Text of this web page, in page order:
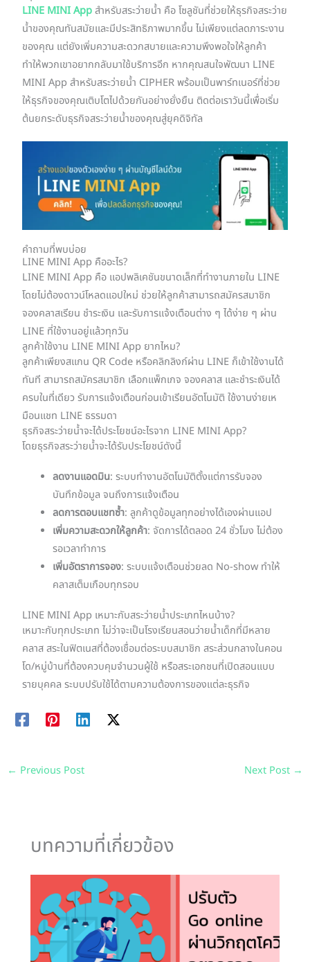
LINE MINI Appสำหรับสระว่ายน้ำ คือ โซลูชันที่ช่วยให้ธุรกิจสระว่าย
น้ำของคุณทันสมัยและมีประสิทธิภาพมากขึ้น ไม่เพียงแต่ลดภาระงาน
ของคุณ แต่ยังเพิ่มความสะดวกสบายและความพึงพอใจให้ลูกค้า
ทำให้พวกเขาอยากกลับมาใช้บริการอีก หากคุณสนใจพัฒนา LINE
MINI App สำหรับสระว่ายน้ำ CIPHER พร้อมเป็นพาร์ทเนอร์ที่ช่วย
ให้ธุรกิจของคุณเติบโตไปด้วยกันอย่างยั่งยืน ติดต่อเราวันนี้เพื่อเริ่ม
ต้นยกระดับธุรกิจสระว่ายน้ำของคุณสู่ยุคดิจิทัล
คำถามที่พบบ่อย
LINE MINI App คืออะไร?
LINE MINI App คือ แอปพลิเคชันขนาดเล็กที่ทำงานภายใน LINE
โดยไม่ต้องดาวน์โหลดแอปใหม่ ช่วยให้ลูกค้าสามารถสมัครสมาชิก
จองคลาสเรียน ชำระเงิน และรับการแจ้งเตือนต่าง ๆ ได้ง่าย ๆ ผ่าน
LINE ที่ใช้งานอยู่แล้วทุกวัน
ลูกค้าใช้งาน LINE MINI App ยากไหม?
ลูกค้าเพียงสแกน QR Code หรือคลิกลิงก์ผ่าน LINE ก็เข้าใช้งานได้
ทันที สามารถสมัครสมาชิก เลือกแพ็กเกจ จองคลาส และชำระเงินได้
ครบในที่เดียว รับการแจ้งเตือนก่อนเข้าเรียนอัตโนมัติ ใช้งานง่ายเห
มือนแชท LINE ธรรมดา
ธุรกิจสระว่ายน้ำจะได้ประโยชน์อะไรจาก LINE MINI App?
โดยธุรกิจสระว่ายน้ำจะได้รับประโยชน์ดังนี้
ลดงานแอดมิน: ระบบทำงานอัตโนมัติตั้งแต่การรับจอง
บันทึกข้อมูล จนถึงการแจ้งเตือน
ลดการตอบแชทซ้ำ: ลูกค้าดูข้อมูลทุกอย่างได้เองผ่านแอป
เพิ่มความสะดวกให้ลูกค้า: จัดการได้ตลอด 24 ชั่วโมง ไม่ต้อง
รอเวลาทำการ
เพิ่มอัตราการจอง: ระบบแจ้งเตือนช่วยลด No-show ทำให้
คลาสเต็มเกือบทุกรอบ
LINE MINI App เหมาะกับสระว่ายน้ำประเภทไหนบ้าง?
เหมาะกับทุกประเภท ไม่ว่าจะเป็นโรงเรียนสอนว่ายน้ำเด็กที่มีหลาย
คลาส สระในฟิตเนสที่ต้องเชื่อมต่อระบบสมาชิก สระส่วนกลางในคอน
โด/หมู่บ้านที่ต้องควบคุมจำนวนผู้ใช้ หรือสระเอกชนที่เปิดสอนแบบ
รายบุคคล ระบบปรับใช้ได้ตามความต้องการของแต่ละธุรกิจ
← Previous Post Next Post →
บทความที่เกี่ยวข้อง